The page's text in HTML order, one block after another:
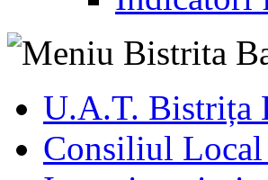
U.A.T. Bistrița
Consiliul